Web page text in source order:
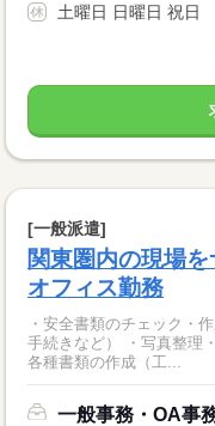
土曜日 日曜日 祝日
[一般派遣]
関東圏内の現場
オフィス勤務
・安全書類のチェック・
手続きなど） ・写真整理
各種書類の作成（工...
一般事務・OA事